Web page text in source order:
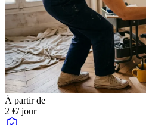
À partir de
2 €/ jour